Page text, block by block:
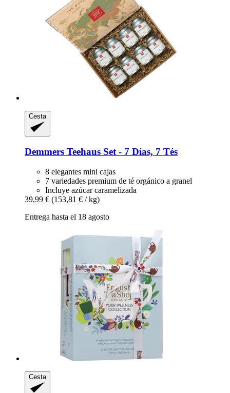
Cesta
Demmers Teehaus Set -​ 7 Días, 7 Tés
8 elegantes mini cajas
7 variedades premium de té orgánico a granel
Incluye azúcar caramelizada
39,99 € (153,81 € / kg)
Entrega hasta el 18 agosto
Cesta